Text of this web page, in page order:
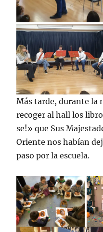
Más tarde, durante la
recoger al hall los
se!» que Sus
Oriente nos habían
paso por la escuela.